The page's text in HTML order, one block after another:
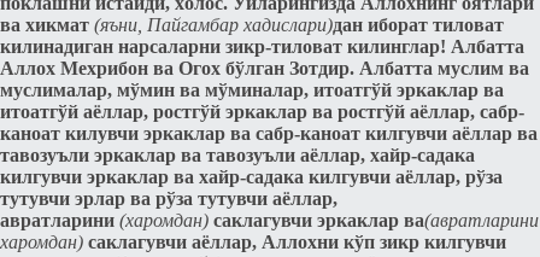
ва хикмат (яъни, Пайгамбар хадислари)дан иборат тиловат
килинадиган нарсаларни зикр-тиловат килинглар! Албатта
Аллох Мeхрибон ва Огох бўлган Зотдир. Албатта муслим ва
муслималар, мўмин ва мўминалар, итоатгўй эркаклар ва
итоатгўй аёллар, ростгўй эркаклар ва ростгўй аёллар, сабр-
каноат килувчи эркаклар ва сабр-каноат килгувчи аёллар ва
тавозуъли эркаклар ва тавозуъли аёллар, xайр-садака
килгувчи эркаклар ва xайр-садака килгувчи аёллар, рўза
тутувчи эрлар ва рўза тутувчи аёллар,
авратларини (харомдан) саклагувчи эркаклар ва(авратларини
харомдан) саклагувчи аёллар, Аллохни кўп зикр килгувчи